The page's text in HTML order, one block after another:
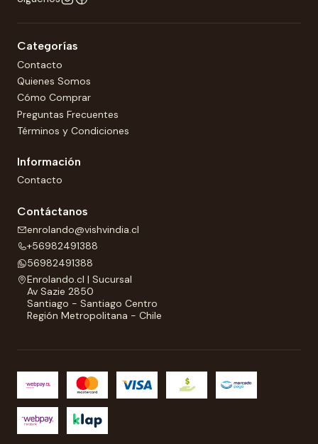
Categorías
Contacto
Quienes Somos
Cómo Comprar
Preguntas Frecuentes
Términos y Condiciones
Información
Contacto
Contáctanos
enrolando@vishvindia.cl
+56982491388
56982491388
Enrolando.cl | Sucursal
Av Sazie 2850
Santiago - Santiago Centro
Región Metropolitana - Chile